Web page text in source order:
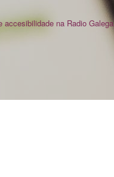
accesibilidade na Radio Galega